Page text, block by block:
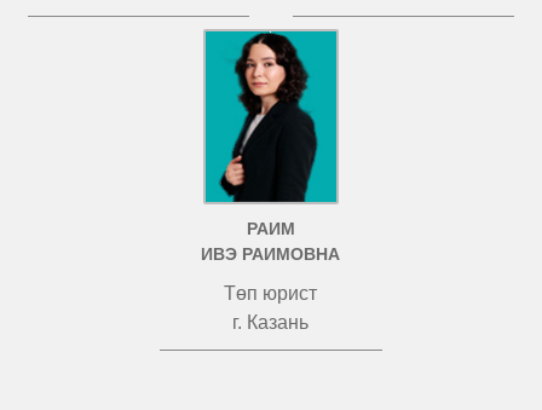
РАИМ
ИВЭ РАИМОВНА
Төп юрист
г. Казань